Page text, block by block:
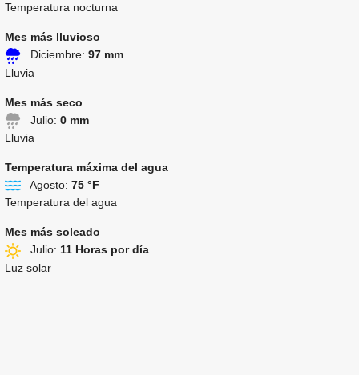
Temperatura nocturna
Mes más lluvioso
Diciembre: 97 mm
Lluvia
Mes más seco
Julio: 0 mm
Lluvia
Temperatura máxima del agua
Agosto: 75 °F
Temperatura del agua
Mes más soleado
Julio: 11 Horas por día
Luz solar